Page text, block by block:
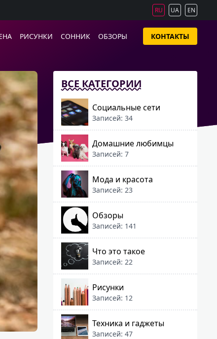
RU UA EN
РИСУНКИ СОННИК ОБЗОРЫ КОНТАКТЫ
ВСЕ КАТЕГОРИИ
Социальные сети
Записей: 34
Домашние любимцы
Записей: 7
Мода и красота
Записей: 23
Обзоры
Записей: 141
Что это такое
Записей: 22
Рисунки
Записей: 12
Техника и гаджеты
Записей: 47